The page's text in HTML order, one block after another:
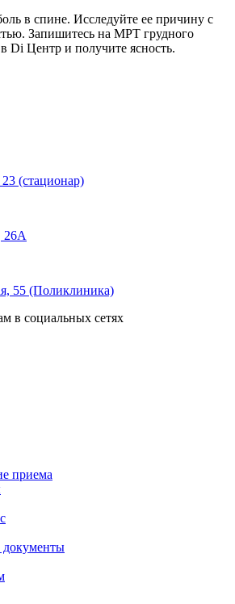
в спине. Исследуйте ее причину с
Запишитесь на МРТ грудного
Di Центр и получите ясность.
(стационар)
26А
55 (Поликлиника)
в социальных сетях
приема